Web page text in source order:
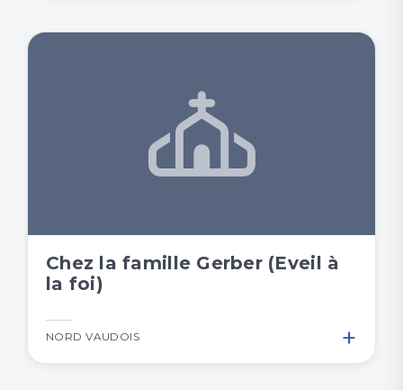
Chez la famille Gerber (Eveil à
la foi)
NORD VAUDOIS +